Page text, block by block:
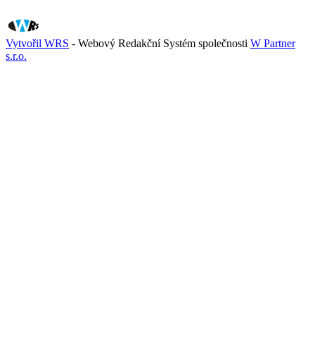
Vytvořil WRS - Webový Redakční Systém společnosti W Partner
s.r.o.